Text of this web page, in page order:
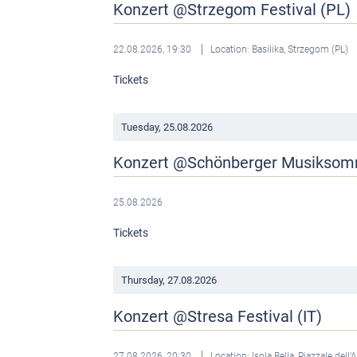
Konzert @Strzegom Festival (PL)
22.08.2026, 19:30 Location: Basilika, Strzegom (PL)
Tickets
Tuesday, 25.08.2026
Konzert @Schönberger
25.08.2026
Tickets
Thursday, 27.08.2026
Konzert @Stresa Festival (IT)